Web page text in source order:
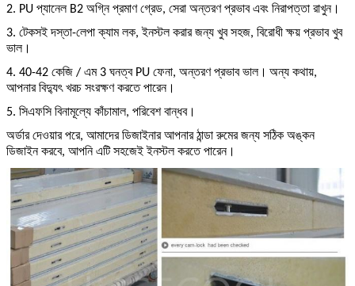
2. PU প্যানেল B2 অগ্নি প্রমাণ গ্রেড, সেরা অন্তরণ প্রভাব এবং নিরাপত্তা রাখুন।
3. টেকসই দস্তা-লেপা ক্যাম লক, ইনস্টল করার জন্য খুব সহজ, বিরোধী ক্ষয় প্রভাব খুব
ভাল।
4. 40-42 কেজি / এম 3 ঘনত্ব PU ফেনা, অন্তরণ প্রভাব ভাল। অন্য কথায়,
আপনার বিদ্যুৎ খরচ সংরক্ষণ করতে পারেন।
5. সিএফসি বিনামূল্যে কাঁচামাল, পরিবেশ বান্ধব।
অর্ডার দেওয়ার পরে, আমাদের ডিজাইনার আপনার ঠান্ডা রুমের জন্য সঠিক অঙ্কন
ডিজাইন করবে, আপনি এটি সহজেই ইনস্টল করতে পারেন।